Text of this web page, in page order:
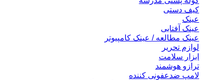
کیف دستی
عینک
عینک آفتابی
عینک مطالعه / عینک کامپیوتر
لوازم تحریر
ابزار سلامت
ترازو هوشمند
لامپ ضدعفونی کننده